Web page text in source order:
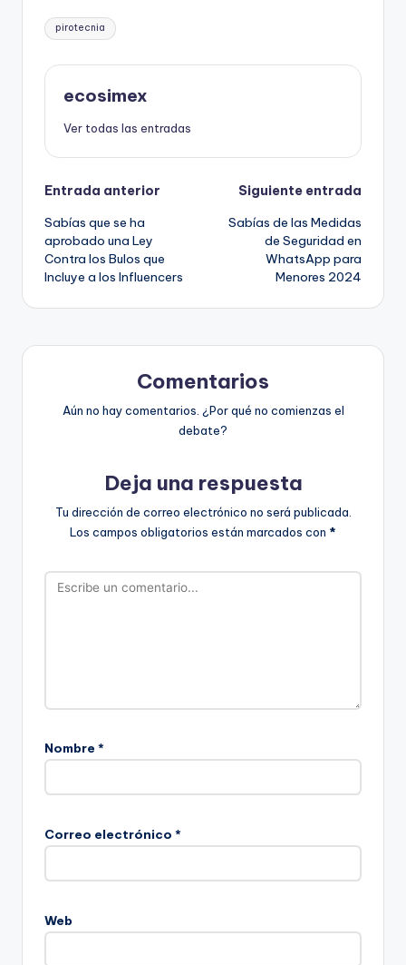
Etiquetas:
pirotecnia
ecosimex
Ver todas las entradas
Navegación
de
entradas
Entrada anterior
Sabías que se ha
aprobado una Ley
Contra los Bulos que
Incluye a los Influencers
Siguiente entrada
Sabías de las Medidas
de Seguridad en
WhatsApp para
Menores 2024
Comentarios
Aún no hay comentarios. ¿Por qué no comienzas el
debate?
Deja una respuesta
Tu dirección de correo electrónico no será publicada.
Los campos obligatorios están marcados con *
Nombre *
Correo electrónico *
Web